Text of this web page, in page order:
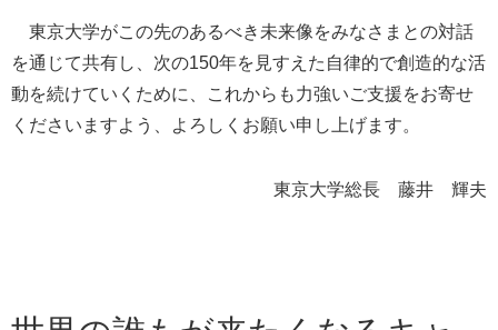
東京大学がこの先のあるべき未来像をみなさまとの対話
を通じて共有し、次の150年を見すえた自律的で創造的な活
動を続けていくために、これからも力強いご支援をお寄せ
くださいますよう、よろしくお願い申し上げます。
東京大学総長 藤井 輝夫